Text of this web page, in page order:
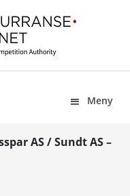
Meny
AS / Sundt AS –